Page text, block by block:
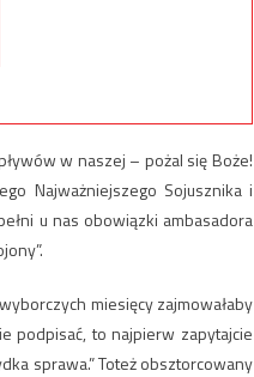
w naszej – pożal się Boże!
Najważniejszego Sojusznika i
u nas obowiązki ambasadora
miesięcy zajmowałaby
podpisać, to najpierw zapytajcie
sprawa.” Toteż obsztorcowany